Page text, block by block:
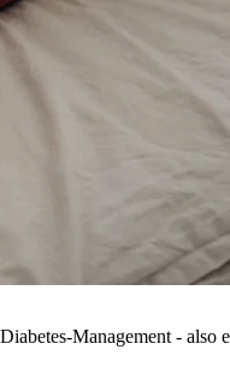
Management -